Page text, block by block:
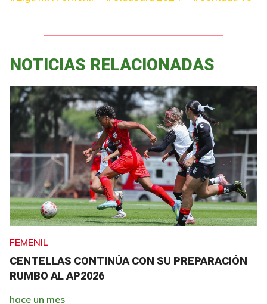
NOTICIAS RELACIONADAS
FEMENIL
CENTELLAS CONTINÚA CON SU PREPARACIÓN
RUMBO AL AP2026
hace un mes